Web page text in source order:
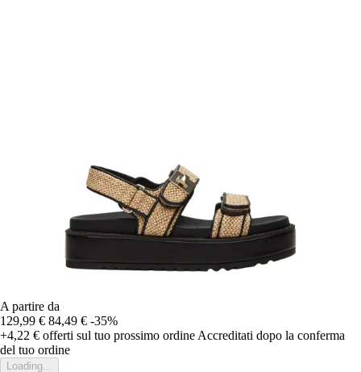
A partire da
129,99 € 84,49 € -35%
+4,22 € offerti sul tuo prossimo ordine Accreditati dopo la conferma
del tuo ordine
Loading...